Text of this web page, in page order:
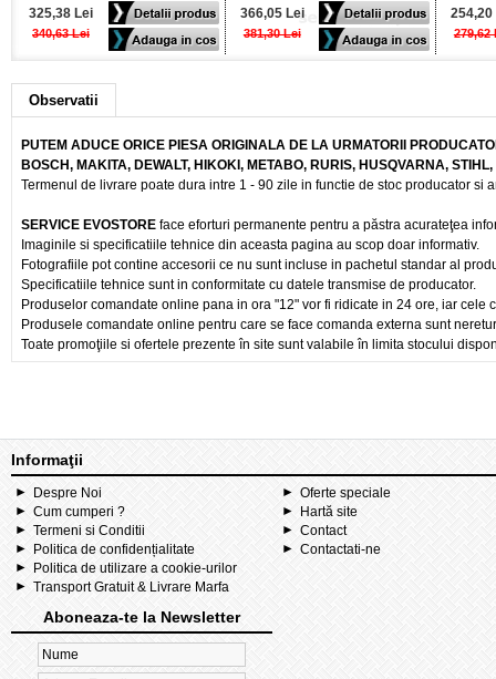
325,38 Lei
340,63 Lei
366,05 Lei
381,30 Lei
254,20
279,62
Observatii
PUTEM ADUCE ORICE PIESA ORIGINALA DE LA URMATORII
BOSCH, MAKITA, DEWALT, HIKOKI, METABO, RURIS, HUSQVARNA,
Termenul de livrare poate dura intre 1 - 90 zile in functie de stoc producator si
SERVICE EVOSTORE face eforturi permanente pentru a păstra acurateţea
Imaginile si specificatiile tehnice din aceasta pagina au scop doar informativ.
Fotografiile pot contine accesorii ce nu sunt incluse in pachetul standar al
Specificatiile tehnice sunt in conformitate cu datele transmise de producator.
Produselor comandate online pana in ora "12" vor fi ridicate in 24 ore, iar cele
Produsele comandate online pentru care se face comanda externa sunt
Toate promoţiile si ofertele prezente în site sunt valabile în limita stocului
Informaţii
Despre Noi
Cum cumperi ?
Termeni si Conditii
Politica de confidențialitate
Politica de utilizare a cookie-urilor
Transport Gratuit & Livrare Marfa
Oferte speciale
Hartă site
Contact
Contactati-ne
Aboneaza-te la Newsletter